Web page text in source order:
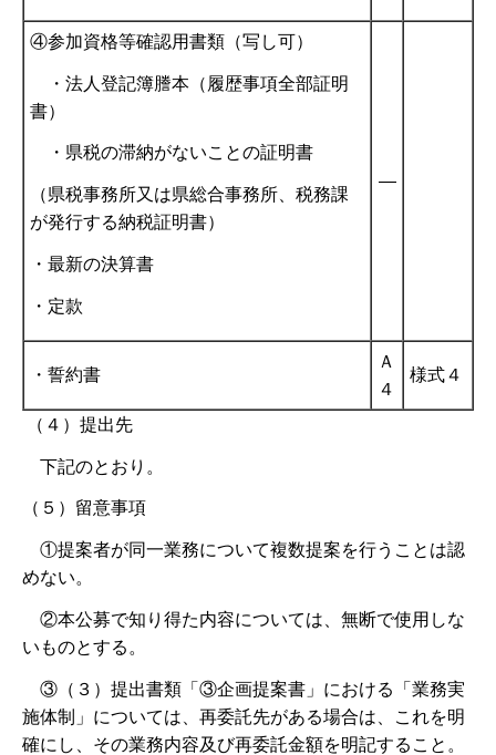
④参加資格等確認用書類（写し可）
・法人登記簿謄本（履歴事項全部証明
書）
・県税の滞納がないことの証明書
（県税事務所又は県総合事務所、税務課
が発行する納税証明書）
・最新の決算書
・定款
―
・誓約書
Ａ
４
様式４
（４）提出先
下記のとおり。
（５）留意事項
①提案者が同一業務について複数提案を行うことは認
めない。
②本公募で知り得た内容については、無断で使用しな
いものとする。
③（３）提出書類「③企画提案書」における「業務実
施体制」については、再委託先がある場合は、これを明
確にし、その業務内容及び再委託金額を明記すること。